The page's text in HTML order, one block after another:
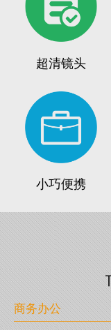
超清镜头
小巧便携
商务办公